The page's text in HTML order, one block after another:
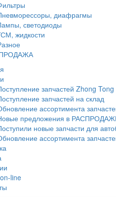
диафрагмы
светодиоды
жидкости
запчастей Zhong Tong
запчастей на склад
ассортимента
предложения в
новые запчасти для
ассортимента
line